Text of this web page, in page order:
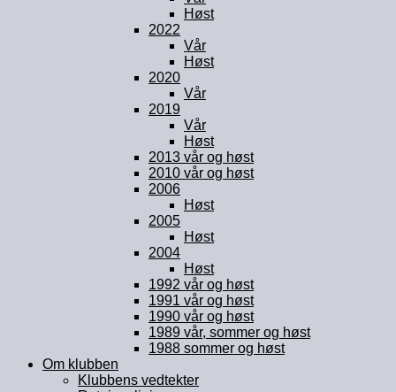
Høst
2022
Vår
Høst
2020
Vår
2019
Vår
Høst
2013 vår og høst
2010 vår og høst
2006
Høst
2005
Høst
2004
Høst
1992 vår og høst
1991 vår og høst
1990 vår og høst
1989 vår, sommer og høst
1988 sommer og høst
Om klubben
Klubbens vedtekter